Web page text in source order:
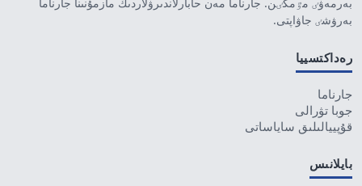
بەرۋشٸ جاۋاپتى.
رەداكتسييا
جارناما
جوبا تۋرالى
قۇپييالىلىق ساياساتى
بايلانىس